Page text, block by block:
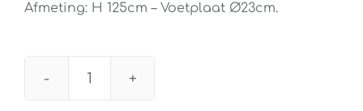
Afmeting: H 125cm – Voetplaat Ø23cm.
Leeslamp